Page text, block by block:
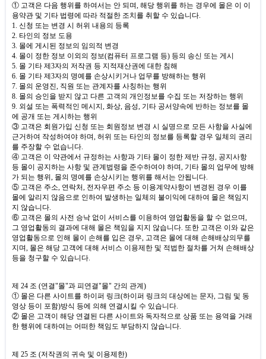
① 고객은 다음 행위를 하여서는 안 되며 해당 행위를 하는 경우에 몰은 이 이
용약관 및 기타 법령에 따라 적절한 조치를 취할 수 있습니다
1. 신청 또는 변경 시 허위 내용의 등록
2. 타인의 정보 도용
3. 몰에 게시된 정보의 임의적 변경
4. 몰이 정한 정보 이외의 정보(컴퓨터 프로그램 등) 등의 송신 또는 게시
5. 몰 기타 제3자의 저작권 등 지적재산권에 대한 침해
6. 몰 기타 제3자의 명예를 손상시키거나 업무를 방해하는 행위
7. 몰의 운영진 직원 또는 관계자를 사칭하는 행위
8. 몰의 승인을 받지 않고 다른 고객의 개인정보를 수집 또는 저장하는 행위
9. 외설 또는 폭력적인 메시지 화상 음성 기타 공서양속에 반하는 정보를 몰
에 공개 또는 게시하는 행위
③ 고객은 회원가입 신청 또는 회원정보 변경 시 실명으로 모든 사항을 사실에
근거하여 작성하여야 하며 허위 또는 타인의 정보를 등록할 경우 일체의 권리
를 주장할 수 없습니다
④ 고객은 이 약관에서 규정하는 사항과 기타 몰이 정한 제반 규정 공지사항
등 몰이 공지하는 사항 및 관계법령을 준수하여야 하며 기타 몰의 업무에 방해
가 되는 행위 몰의 명예를 손상시키는 행위를 해서는 안됩니다
⑤ 고객은 주소 연락처 전자우편 주소 등 이용계약사항이 변경된 경우 이를
몰에 알리지 않음으로 인하여 발생하는 일체의 불이익에 대하여 몰은 책임지
지 않습니다
⑥ 고객은 몰의 사전 승낙 없이 서비스를 이용하여 영업활동을 할 수 없으며
그 영업활동의 결과에 대해 몰은 책임을 지지 않습니다 또한 고객은 이와 같은
영업활동으로 인해 몰이 손해를 입은 경우
고객은 몰에 대해 손해배상의무를
지며 몰은 해당 고객에 대해 서비스 이용제한 및 적법한 절차를 거쳐 손해배상
등을 청구할 수 있습니다
제 24 조 (연결"몰"과 피연결"몰" 간의 관계)
① 몰은 다른 사이트를 하이퍼 링크(하이퍼 링크의 대상에는 문자 그림 및 동
영상 등이 포함)방식 등에 의해 연결시킬 수 있습니다
② 몰은 고객이 해당 연결된 다른 사이트와 독자적으로 상품 또는 용역을 거래
한 행위에 대하여는 어떠한 책임도 부담하지 않습니다
제 25 조 (저작권의 귀속 및 이용제한)